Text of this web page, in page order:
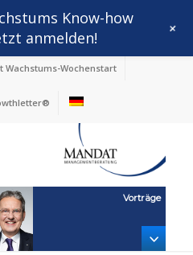
Wachstums-Wochenstart
Vorträge
Know-how
anmelden! +